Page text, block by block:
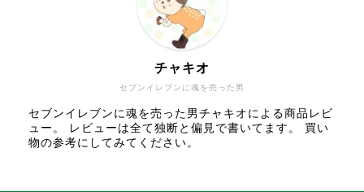
セブンイレブンに魂を売った男
チャキオ
セブンイレブンに魂を売った男チャキオによる商品レビ
ュー。 レビューは全て独断と偏見で書いてます。 買い
物の参考にしてみてください。